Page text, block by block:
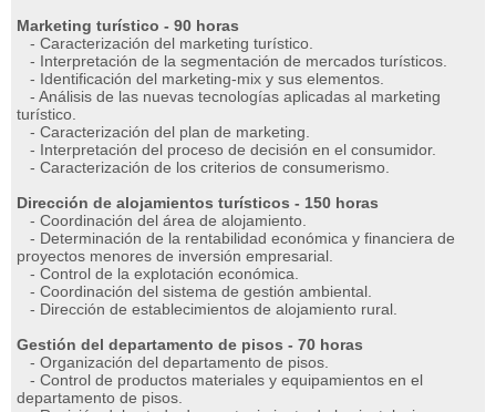
Marketing turístico - 90 horas
- Caracterización del marketing turístico.
- Interpretación de la segmentación de mercados turísticos.
- Identificación del marketing-mix y sus elementos.
- Análisis de las nuevas tecnologías aplicadas al marketing
turístico.
- Caracterización del plan de marketing.
- Interpretación del proceso de decisión en el consumidor.
- Caracterización de los criterios de consumerismo.
Dirección de alojamientos turísticos - 150 horas
- Coordinación del área de alojamiento.
- Determinación de la rentabilidad económica y financiera de
proyectos menores de inversión empresarial.
- Control de la explotación económica.
- Coordinación del sistema de gestión ambiental.
- Dirección de establecimientos de alojamiento rural.
Gestión del departamento de pisos - 70 horas
- Organización del departamento de pisos.
- Control de productos materiales y equipamientos en el
departamento de pisos.